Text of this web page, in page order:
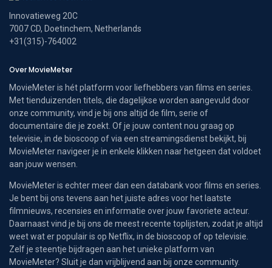
Innovatieweg 20C
7007 CD, Doetinchem, Netherlands
+31(315)-764002
Over MovieMeter
MovieMeter is hét platform voor liefhebbers van films en series.
Met tienduizenden titels, die dagelijkse worden aangevuld door
onze community, vind je bij ons altijd de film, serie of
documentaire die je zoekt. Of je jouw content nou graag op
televisie, in de bioscoop of via een streamingsdienst bekijkt, bij
MovieMeter navigeer je in enkele klikken naar hetgeen dat voldoet
aan jouw wensen.
MovieMeter is echter meer dan een databank voor films en series.
Je bent bij ons tevens aan het juiste adres voor het laatste
filmnieuws, recensies en informatie over jouw favoriete acteur.
Daarnaast vind je bij ons de meest recente toplijsten, zodat je altijd
weet wat er populair is op Netflix, in de bioscoop of op televisie.
Zelf je steentje bijdragen aan het unieke platform van
MovieMeter? Sluit je dan vrijblijvend aan bij onze community.